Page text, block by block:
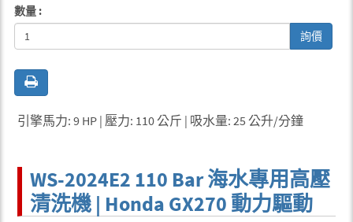
數量 :
詢價
引擎馬力: 9 HP | 壓力: 110 公斤 | 吸水量: 25 公升/分鐘
WS-2024E2 110 Bar 海水專用高壓
清洗機 | Honda GX270 動力驅動